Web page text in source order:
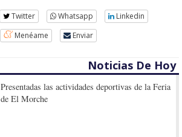
Twitter Whatsapp
Linkedin
Menéame
Enviar
Noticias De Hoy
Presentadas las actividades deportivas de la Feria
de El Morche